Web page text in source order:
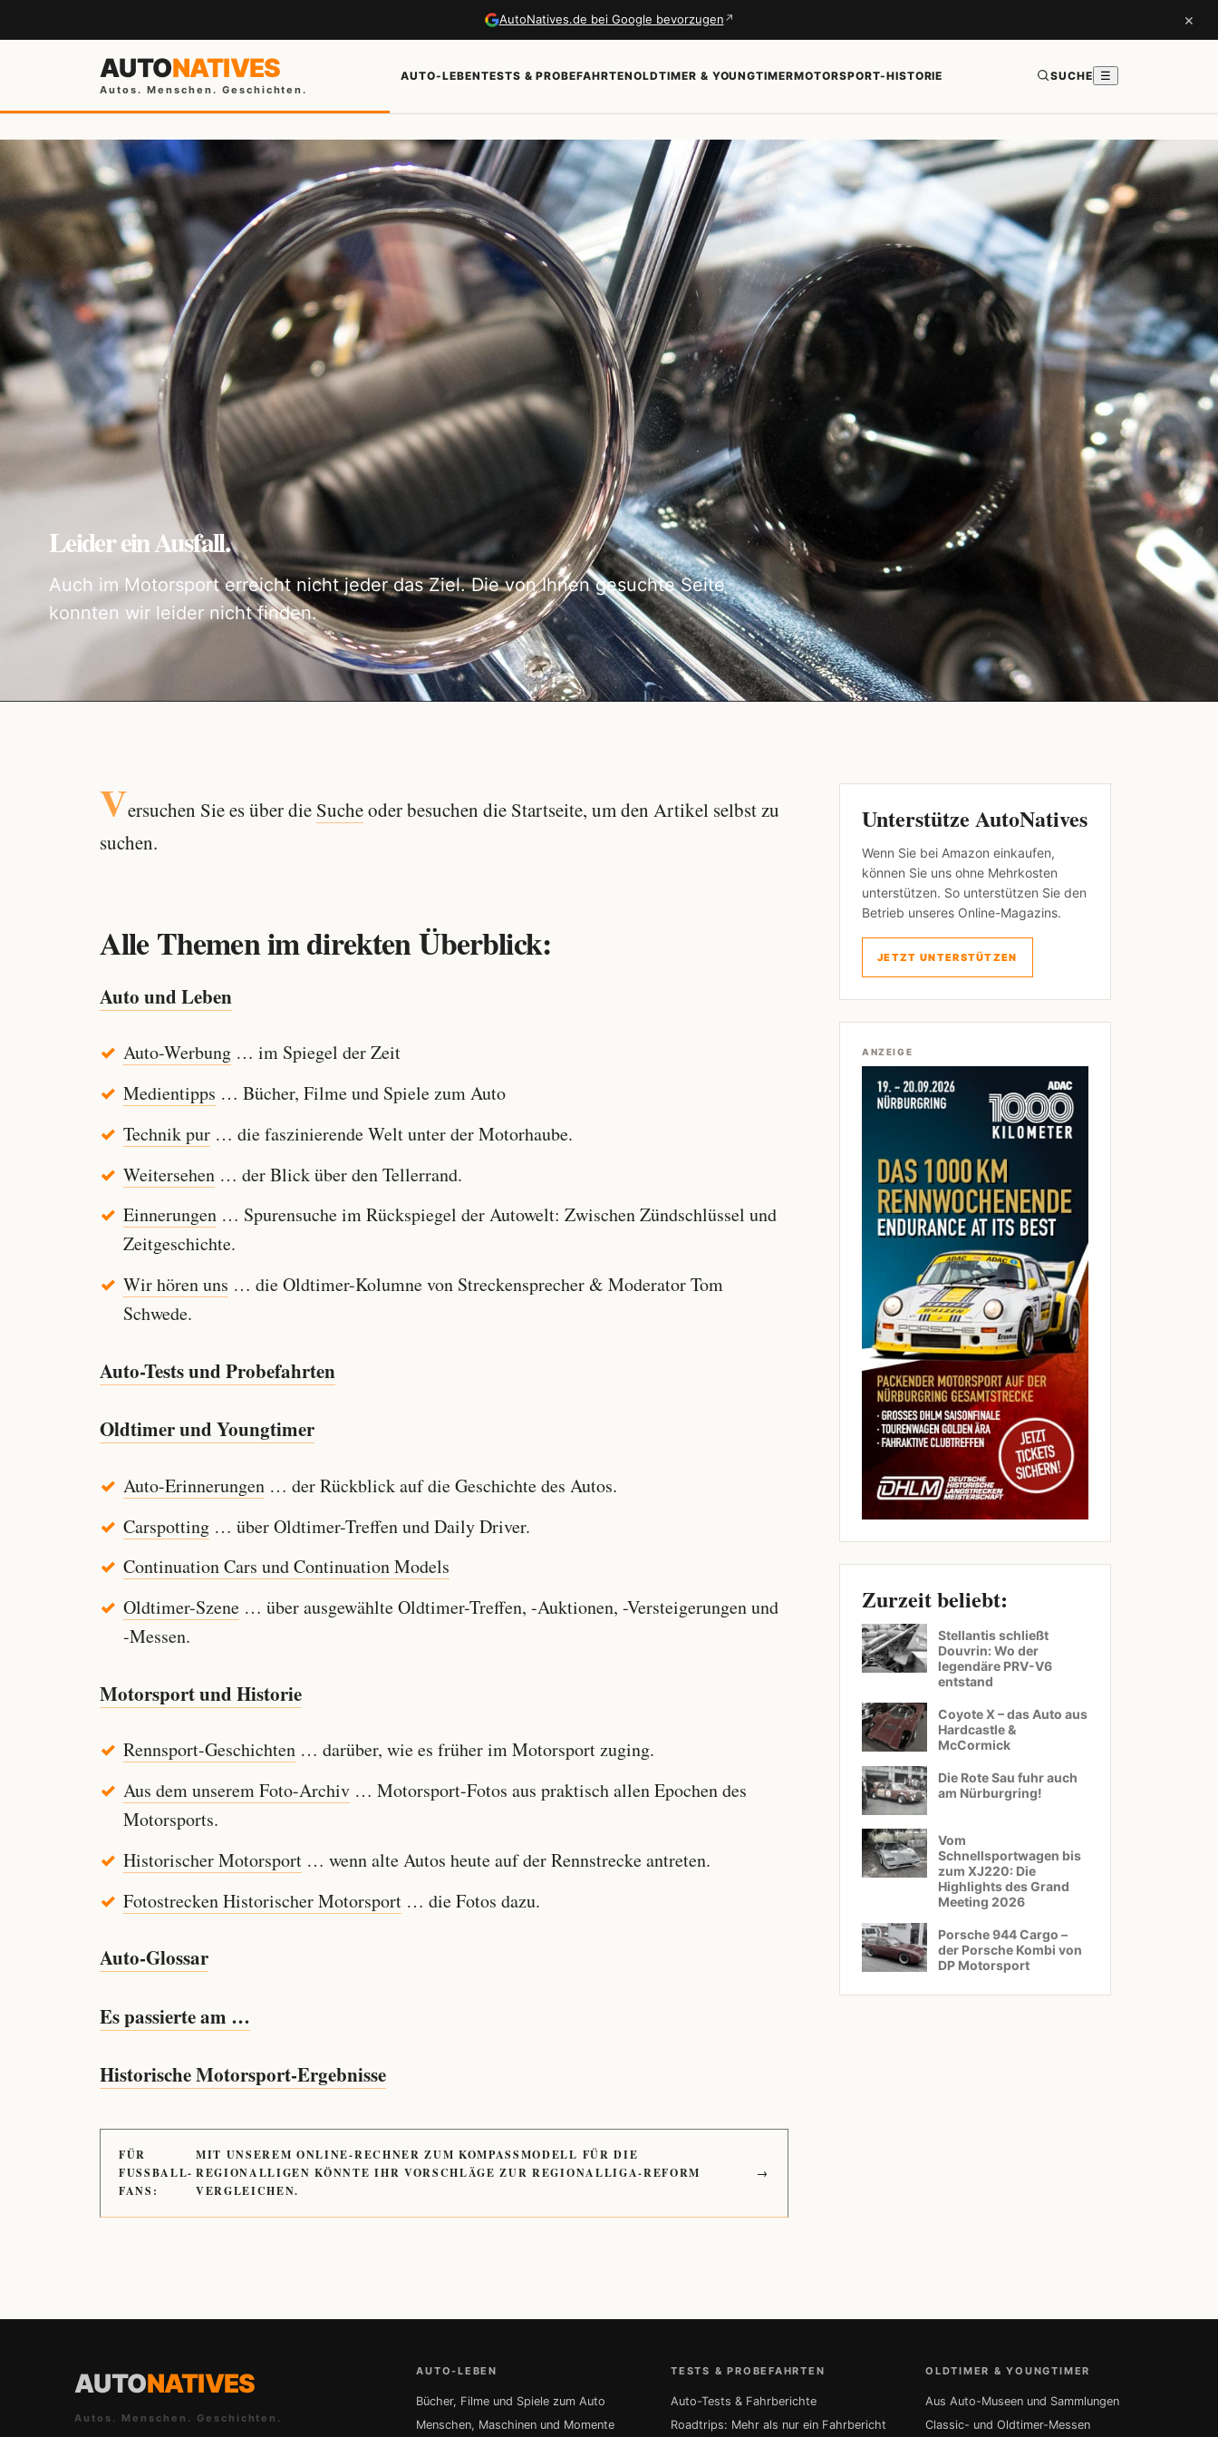
AutoNatives.de bei Google bevorzugen ↗ ×
AUTONATIVES
Autos. Menschen. Geschichten.
AUTO-LEBENTESTS & PROBEFAHRTENOLDTIMER & YOUNGTIMERMOTORSPORT-HISTORIE SUCHE ☰
Leider ein Ausfall.
Auch im Motorsport erreicht nicht jeder das Ziel. Die von Ihnen gesuchte Seite
konnten wir leider nicht finden.
Versuchen Sie es über die Sucheoder besuchen die Startseite, um den Artikel selbst zu
suchen.
Alle Themen im direkten Überblick:
Auto und Leben
Auto-Werbung… im Spiegel der Zeit
Medientipps … Bücher, Filme und Spiele zum Auto
Technik pur… die faszinierende Welt unter der Motorhaube.
Weitersehen… der Blick über den Tellerrand.
Einnerungen… Spurensuche im Rückspiegel der Autowelt: Zwischen Zündschlüssel und
Zeitgeschichte.
Wir hören uns … die Oldtimer-Kolumne von Streckensprecher & Moderator Tom
Schwede.
Auto-Tests und Probefahrten
Oldtimer und Youngtimer
Auto-Erinnerungen… der Rückblick auf die Geschichte des Autos.
Carspotting… über Oldtimer-Treffen und Daily Driver.
Continuation Cars und Continuation Models
Oldtimer-Szene… über ausgewählte Oldtimer-Treffen, -Auktionen, -Versteigerungen und
-Messen.
Motorsport und Historie
Rennsport-Geschichten… darüber, wie es früher im Motorsport zuging.
Aus dem unserem Foto-Archiv… Motorsport-Fotos aus praktisch allen Epochen des
Motorsports.
Historischer Motorsport… wenn alte Autos heute auf der Rennstrecke antreten.
Fotostrecken Historischer Motorsport… die Fotos dazu.
Auto-Glossar
Es passierte am …
Historische Motorsport-Ergebnisse
FÜR
FUSSBALL-
FANS:
MIT UNSEREM ONLINE-RECHNER ZUM KOMPASSMODELL FÜR DIE
REGIONALLIGEN KÖNNTE IHR VORSCHLÄGE ZUR REGIONALLIGA-REFORM
VERGLEICHEN.
→
Unterstütze AutoNatives
Wenn Sie bei Amazon einkaufen,
können Sie uns ohne Mehrkosten
unterstützen. So unterstützen Sie den
Betrieb unseres Online-Magazins.
JETZT UNTERSTÜTZEN
ANZEIGE
Zurzeit beliebt:
Stellantis schließt
Douvrin: Wo der
legendäre PRV-V6
entstand
Coyote X – das Auto aus
Hardcastle &
McCormick
Die Rote Sau fuhr auch
am Nürburgring!
Vom
Schnellsportwagen bis
zum XJ220: Die
Highlights des Grand
Meeting 2026
Porsche 944 Cargo –
der Porsche Kombi von
DP Motorsport
AUTONATIVES
Autos. Menschen. Geschichten.
AUTO-LEBEN
Bücher, Filme und Spiele zum Auto
Menschen, Maschinen und Momente
TESTS & PROBEFAHRTEN
Auto-Tests & Fahrberichte
Roadtrips: Mehr als nur ein Fahrbericht
OLDTIMER & YOUNGTIMER
Aus Auto-Museen und Sammlungen
Classic- und Oldtimer-Messen